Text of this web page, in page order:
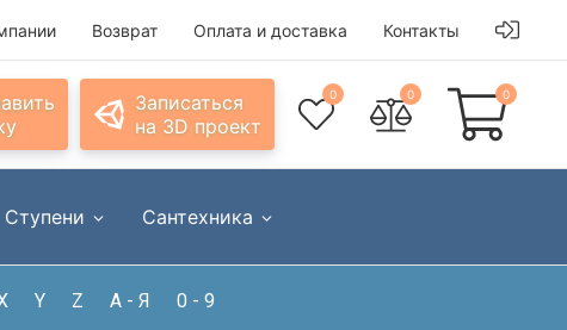
Возврат Оплата и доставка Контакты
Записаться
на 3D проект
0 0 0
Ступени Сантехника
Y Z А - Я 0 - 9